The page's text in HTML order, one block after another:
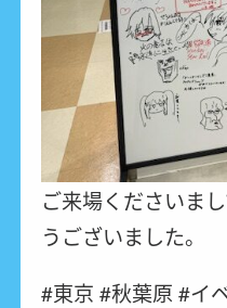
ご来場くださいま
うございました。
#東京 #秋葉原 #イ